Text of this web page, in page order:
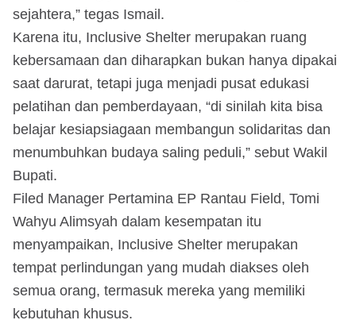
sejahtera,” tegas Ismail.
Karena itu, Inclusive Shelter merupakan ruang
kebersamaan dan diharapkan bukan hanya dipakai
saat darurat, tetapi juga menjadi pusat edukasi
pelatihan dan pemberdayaan, “di sinilah kita bisa
belajar kesiapsiagaan membangun solidaritas dan
menumbuhkan budaya saling peduli,” sebut Wakil
Bupati.
Filed Manager Pertamina EP Rantau Field, Tomi
Wahyu Alimsyah dalam kesempatan itu
menyampaikan, Inclusive Shelter merupakan
tempat perlindungan yang mudah diakses oleh
semua orang, termasuk mereka yang memiliki
kebutuhan khusus.